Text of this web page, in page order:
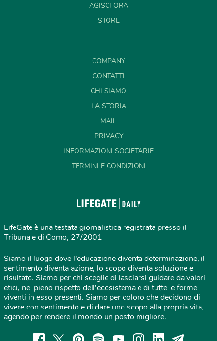
AGISCI ORA
STORE
COMPANY
CONTATTI
CHI SIAMO
LA STORIA
MAIL
PRIVACY
INFORMAZIONI SOCIETARIE
TERMINI E CONDIZIONI
LifeGate è una testata giornalistica registrata presso il
Tribunale di Como, 27/2001
Siamo il luogo dove l'educazione diventa determinazione, il
sentimento diventa azione, lo scopo diventa soluzione e
risultato. Siamo per chi sceglie di lasciarsi guidare da valori
etici, nel pieno rispetto dell'ecosistema e di tutte le forme
viventi in esso presenti. Siamo per coloro che decidono di
vivere con sentimento e di dare uno scopo alla propria vita,
agendo per rendere il mondo un posto migliore.